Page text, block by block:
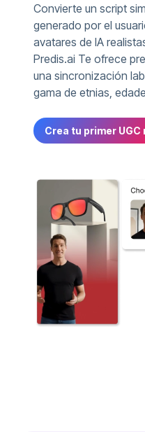
Convierte un script
generado por el
avatares de IA
Predis.ai Te ofrece
una sincronización
gama de etnias,
Crea tu primer UGC